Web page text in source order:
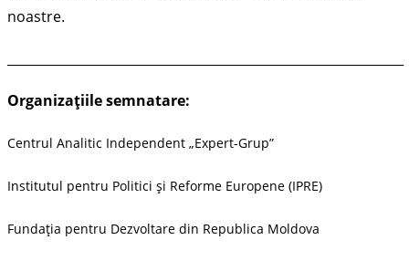
noastre.
Organizațiile semnatare:
Centrul Analitic Independent „Expert-Grup”
Institutul pentru Politici și Reforme Europene (IPRE)
Fundația pentru Dezvoltare din Republica Moldova